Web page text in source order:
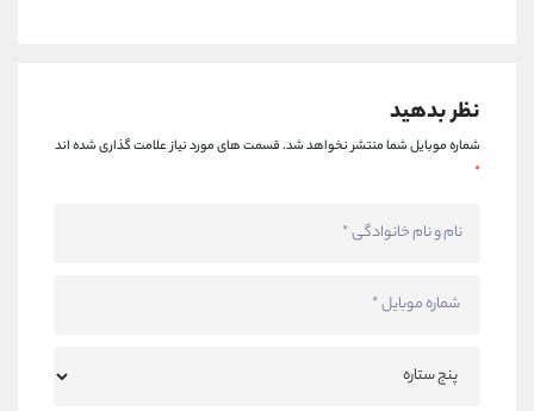
نظر بدهید
شماره موبایل شما منتشر نخواهد شد.قسمت های مورد نیاز علامت گذاری شده اند
*